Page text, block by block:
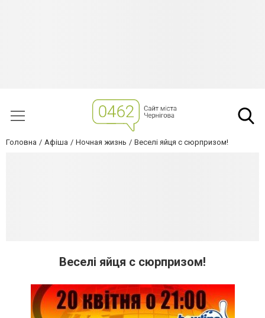
Головна Афіша Ночная жизнь Веселі яйця с сюрпризом!
Веселі яйця с сюрпризом!